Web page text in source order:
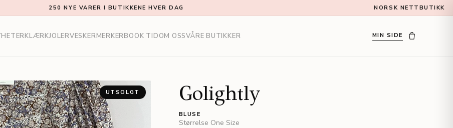
250 NYE VARER I BUTIKKENE HVER DAG NORSK NETTBUTIKK
KLÆRKJOLERVESKERMERKERBOOK TIDOM OSSVÅRE BUTIKKER MIN SIDE
UTSOLGT Golightly
BLUSE
Størrelse One Size